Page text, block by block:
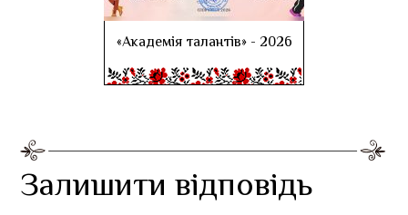
«Академія талантів» - 2026
Залишити відповідь